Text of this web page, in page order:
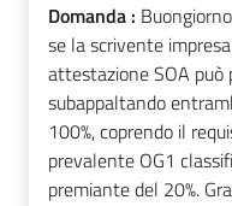
Domanda :
se la scrivente
attestazione SOA
subappaltando
100%, coprendo il
prevalente OG1
premiante del 20%.